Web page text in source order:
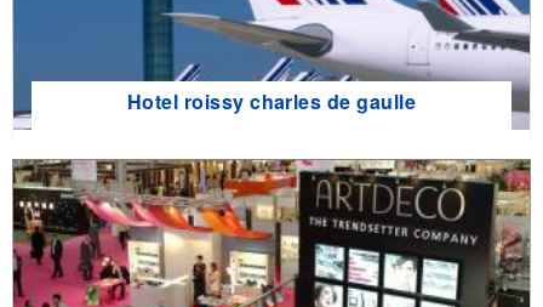
Hotel roissy charles de gaulle